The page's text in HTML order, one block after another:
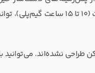
چشم را میخکوب می‌کند. بازی با وجود اینکه
نشده‌اند. می‌توانید